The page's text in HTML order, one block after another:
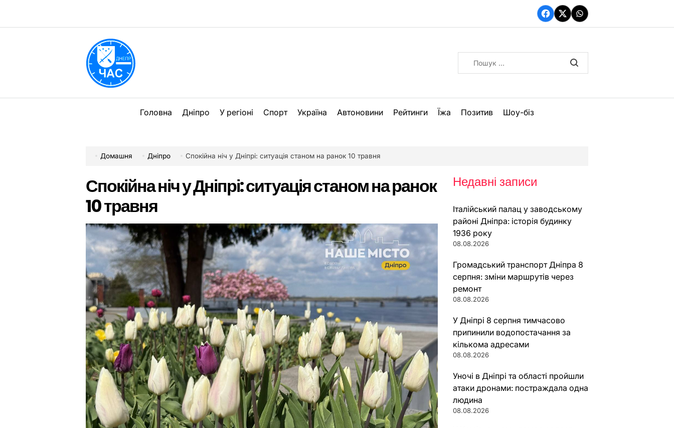
вмісту
Facebook
TwitterWhatsApp
Головна Дніпро У регіоні Спорт Україна Автоновини Рейтинги Їжа Позитив Шоу-біз
Домашня Дніпро Спокійна ніч у Дніпрі: ситуація станом на ранок 10 травня
Спокійна ніч у Дніпрі: ситуація станом на ранок
10 травня
Недавні записи
Італійський палац у заводському
районі Дніпра: історія будинку
1936 року
08.08.2026
Громадський транспорт Дніпра 8
серпня: зміни маршрутів через
ремонт
08.08.2026
У Дніпрі 8 серпня тимчасово
припинили водопостачання за
кількома адресами
08.08.2026
Уночі в Дніпрі та області пройшли
атаки дронами: постраждала одна
людина
08.08.2026